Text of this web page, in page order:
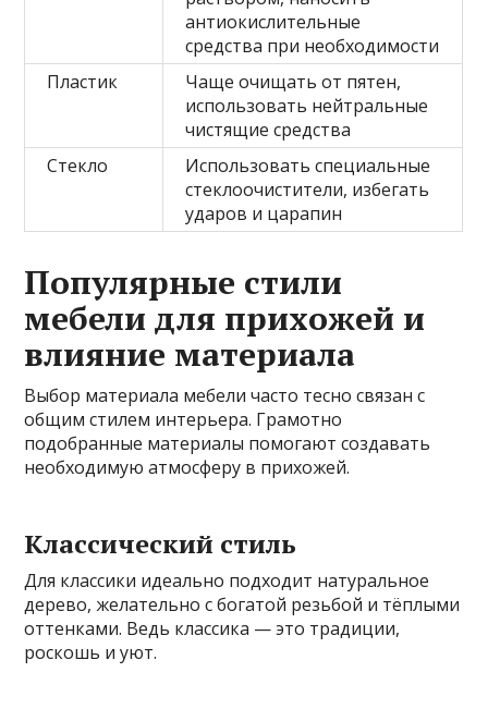
антиокислительные
средства при необходимости
Пластик
Чаще очищать от пятен,
использовать нейтральные
чистящие средства
Стекло
Использовать специальные
стеклоочистители, избегать
ударов и царапин
Популярные стили
мебели для прихожей и
влияние материала
Выбор материала мебели часто тесно связан с
общим стилем интерьера. Грамотно
подобранные материалы помогают создавать
необходимую атмосферу в прихожей.
Классический стиль
Для классики идеально подходит натуральное
дерево, желательно с богатой резьбой и тёплыми
оттенками. Ведь классика — это традиции,
роскошь и уют.